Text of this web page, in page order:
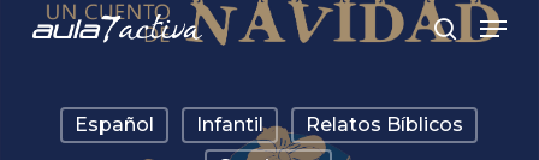
content
Menu
Español Infantil
Relatos Bíblicos